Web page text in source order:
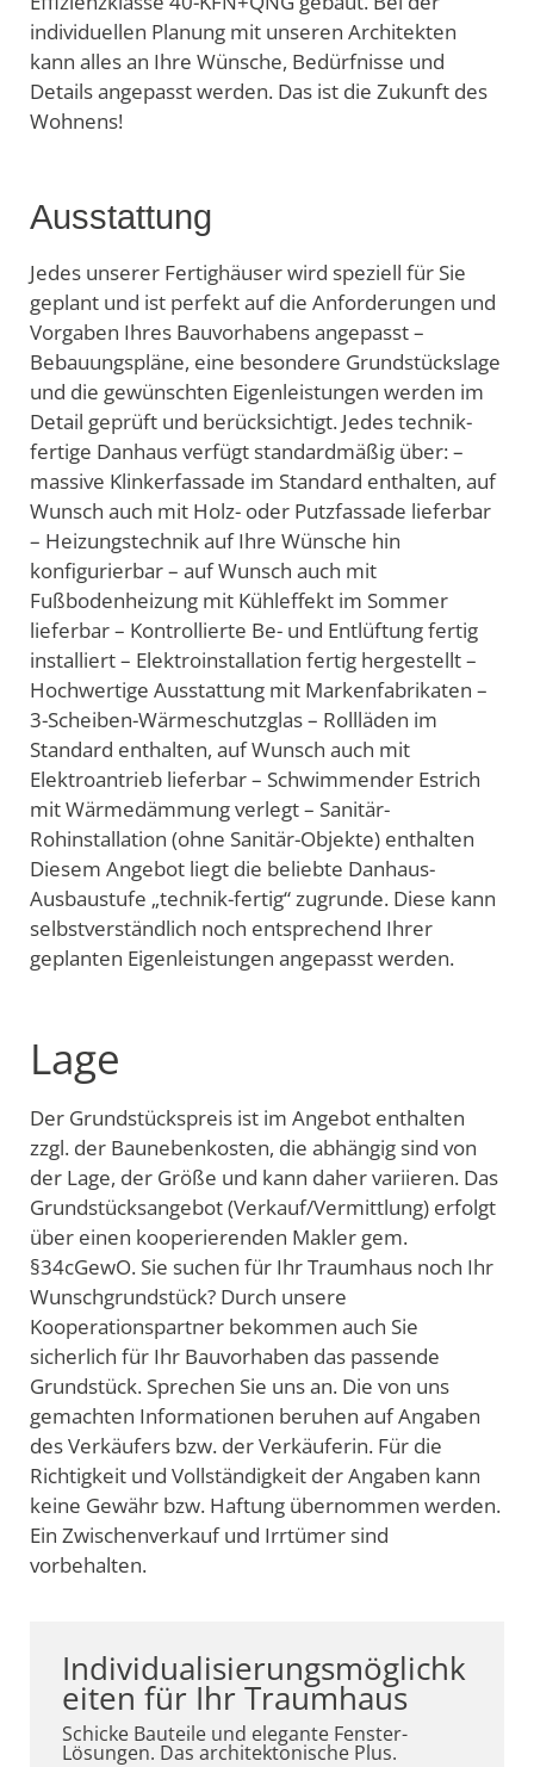
individuellen Planung mit unseren Architekten
kann alles an Ihre Wünsche, Bedürfnisse und
Details angepasst werden. Das ist die Zukunft des
Wohnens!
Ausstattung
Jedes unserer Fertighäuser wird speziell für Sie
geplant und ist perfekt auf die Anforderungen und
Vorgaben Ihres Bauvorhabens angepasst –
Bebauungspläne, eine besondere Grundstückslage
und die gewünschten Eigenleistungen werden im
Detail geprüft und berücksichtigt. Jedes technik-
fertige Danhaus verfügt standardmäßig über: –
massive Klinkerfassade im Standard enthalten, auf
Wunsch auch mit Holz- oder Putzfassade lieferbar
– Heizungstechnik auf Ihre Wünsche hin
konfigurierbar – auf Wunsch auch mit
Fußbodenheizung mit Kühleffekt im Sommer
lieferbar – Kontrollierte Be- und Entlüftung fertig
installiert – Elektroinstallation fertig hergestellt –
Hochwertige Ausstattung mit Markenfabrikaten –
3-Scheiben-Wärmeschutzglas – Rollläden im
Standard enthalten, auf Wunsch auch mit
Elektroantrieb lieferbar – Schwimmender Estrich
mit Wärmedämmung verlegt – Sanitär-
Rohinstallation (ohne Sanitär-Objekte) enthalten
Diesem Angebot liegt die beliebte Danhaus-
Ausbaustufe „technik-fertig“ zugrunde. Diese kann
selbstverständlich noch entsprechend Ihrer
geplanten Eigenleistungen angepasst werden.
Lage
Der Grundstückspreis ist im Angebot enthalten
zzgl. der Baunebenkosten, die abhängig sind von
der Lage, der Größe und kann daher variieren. Das
Grundstücksangebot (Verkauf/Vermittlung) erfolgt
über einen kooperierenden Makler gem.
§34cGewO. Sie suchen für Ihr Traumhaus noch Ihr
Wunschgrundstück? Durch unsere
Kooperationspartner bekommen auch Sie
sicherlich für Ihr Bauvorhaben das passende
Grundstück. Sprechen Sie uns an. Die von uns
gemachten Informationen beruhen auf Angaben
des Verkäufers bzw. der Verkäuferin. Für die
Richtigkeit und Vollständigkeit der Angaben kann
keine Gewähr bzw. Haftung übernommen werden.
Ein Zwischenverkauf und Irrtümer sind
vorbehalten.
Individualisierungsmöglichk
eiten für Ihr Traumhaus
Schicke Bauteile und elegante Fenster-
Lösungen. Das architektonische Plus.